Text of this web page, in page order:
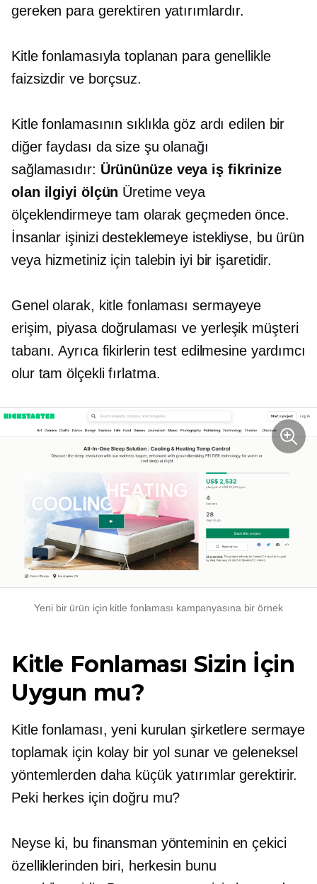
gereken para gerektiren yatırımlardır.
Kitle fonlamasıyla toplanan para genellikle
faizsizdir ve borçsuz.
Kitle fonlamasının sıklıkla göz ardı edilen bir
diğer faydası da size şu olanağı
sağlamasıdır: Ürününüze veya iş fikrinize
olan ilgiyi ölçün Üretime veya
ölçeklendirmeye tam olarak geçmeden önce.
İnsanlar işinizi desteklemeye istekliyse, bu ürün
veya hizmetiniz için talebin iyi bir işaretidir.
Genel olarak, kitle fonlaması sermayeye
erişim, piyasa doğrulaması ve yerleşik müşteri
tabanı. Ayrıca fikirlerin test edilmesine yardımcı
olur tam ölçeklifırlatma.
Yeni bir ürün için kitle fonlaması kampanyasına bir örnek
Kitle Fonlaması Sizin İçin
Uygun mu?
Kitle fonlaması, yeni kurulan şirketlere sermaye
toplamak için kolay bir yol sunar ve geleneksel
yöntemlerden daha küçük yatırımlar gerektirir.
Peki herkes için doğru mu?
Neyse ki, bu finansman yönteminin en çekici
özelliklerinden biri, herkesin bunu